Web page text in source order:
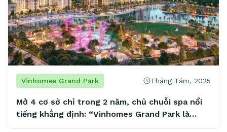
Vinhomes Grand Park Tháng Tám, 2025
Mở 4 cơ sở chỉ trong 2 năm, chủ chuỗi spa nổi
tiếng khẳng định: “Vinhomes Grand Park là
mảnh đất vàng tiềm năng”